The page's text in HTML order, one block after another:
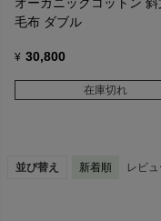
毛布 ダブル
¥ 30,800
在庫切れ
並び替え 新着順 レビ